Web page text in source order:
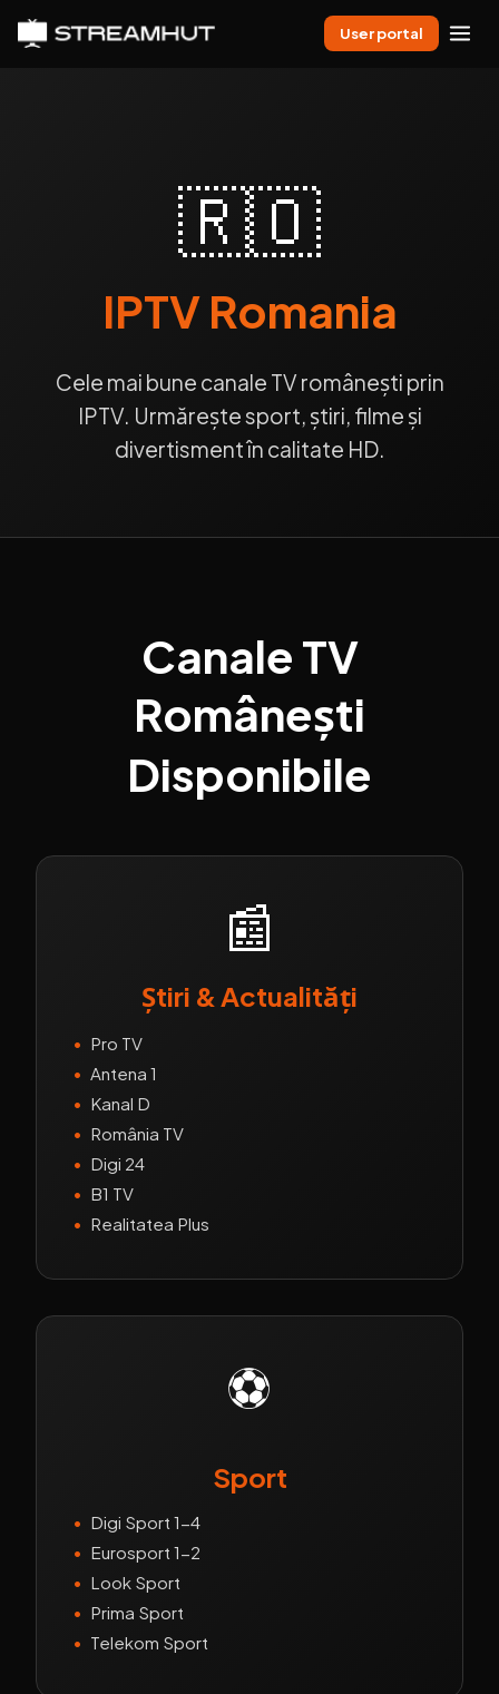
User portal
🇷🇴
IPTV Romania
Cele mai bune canale TV românești prin
IPTV. Urmărește sport, știri, filme și
divertisment în calitate HD.
Canale TV
Românești
Disponibile
📰
Știri & Actualități
• Pro TV
• Antena 1
• Kanal D
• România TV
• Digi 24
• B1 TV
• Realitatea Plus
⚽
Sport
• Digi Sport 1-4
• Eurosport 1-2
• Look Sport
• Prima Sport
• Telekom Sport